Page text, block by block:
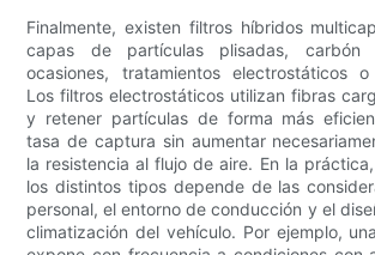
Finalmente, existen filtros híbridos
capas de partículas plisadas,
ocasiones, tratamientos electrostáticos o
Los filtros electrostáticos utilizan fibras
y retener partículas de forma más
tasa de captura sin aumentar
la resistencia al flujo de aire. En la
los distintos tipos depende de las
personal, el entorno de conducción y el
climatización del vehículo. Por ejemplo,